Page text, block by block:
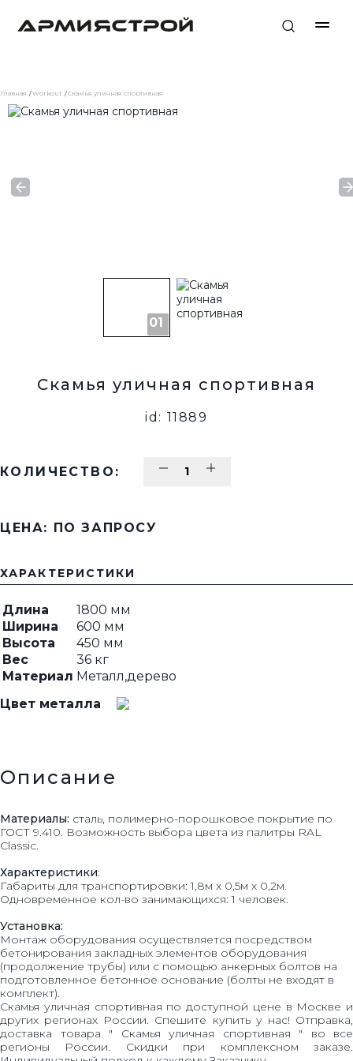
Главная Workout Скамья уличная спортивная
Скамья уличная спортивная
id: 11889
КОЛИЧЕСТВО:
ЦЕНА: ПО ЗАПРОСУ
ХАРАКТЕРИСТИКИ
Длина
1800 мм
Ширина
600 мм
Высота
450 мм
Вес
36 кг
Материал Металл,дерево
Цвет металла
Описание
Материалы: сталь, полимерно-порошковое покрытие по
ГОСТ 9.410. Возможность выбора цвета из палитры RAL
Classic.
Характеристики:
Габариты для транспортировки: 1,8м х 0,5м х 0,2м.
Одновременное кол-во занимающихся: 1 человек.
Установка:
Монтаж оборудования осуществляется посредством
бетонирования закладных элементов оборудования
(продолжение трубы) или с помощью анкерных болтов на
подготовленное бетонное основание (болты не входят в
комплект).
Скамья уличная спортивная по доступной цене в Москве и
других регионах России. Спешите купить у нас! Отправка,
доставка товара " Скамья уличная спортивная " во все
регионы России. Скидки при комплексном заказе.